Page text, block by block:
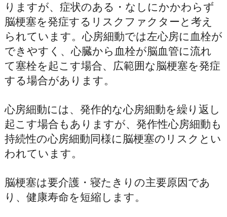
りますが、症状のある・なしにかかわらず
脳梗塞を発症するリスクファクターと考え
られています。心房細動では左心房に血栓が
できやすく、心臓から血栓が脳血管に流れ
て塞栓を起こす場合、広範囲な脳梗塞を発症
する場合があります。
心房細動には、発作的な心房細動を繰り返し
起こす場合もありますが、発作性心房細動も
持続性の心房細動同様に脳梗塞のリスクとい
われています。
脳梗塞は要介護・寝たきりの主要原因であ
り、健康寿命を短縮します。